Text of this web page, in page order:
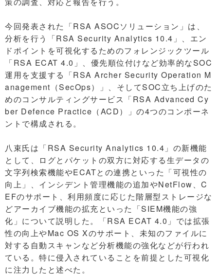
今回発表された「RSA ASOCソリューション」は、
分析を行う「RSA Security Analytics 10.4」、エン
ドポイントを可視化するためのフォレンジックツール
「RSA ECAT 4.0」、優先順位付けなど効率的なSOC
運用を支援する「RSA Archer Security Operation M
anagement（SecOps）」、そしてSOC立ち上げのた
めのコンサルティングサービス「RSA Advanced Cy
ber Defence Practice（ACD）」の4つのコンポーネ
ントで構成される。
八束氏は「RSA Security Analytics 10.4」の新機能
として、ログとパケットの双方に対応する生データの
文字列検索機能やECATとの連携といった「可視性の
向上」、インシデント管理機能の追加やNetFlow、C
EFのサポート、利用頻度に応じた階層型ストレージな
どアーカイブ機能の拡充といった「SIEM機能の強
化」について説明した。「RSA ECAT 4.0」では拡張
性の向上やMac OS Xのサポート、未知のファイルに
対する自動スキャンなど分析機能の強化などが行われ
ている。特に侵入されていることを前提とした可視化
に注力したと述べた。